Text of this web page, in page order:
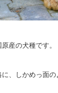
産の犬種です。
、しかめっ面